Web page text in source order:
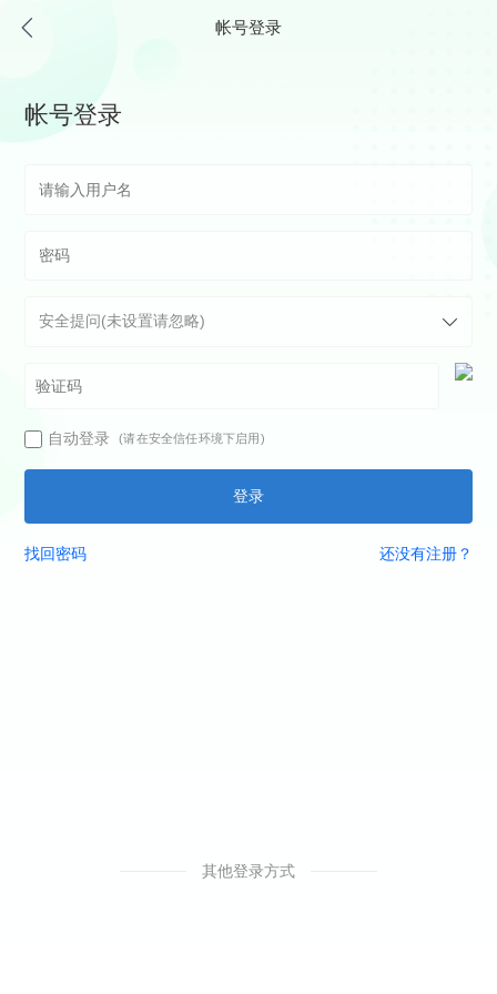
帐号登录
帐号登录
自动登录 (请在安全信任环境下启用)
登录
找回密码 还没有注册？
其他登录方式